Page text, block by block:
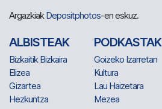
ArgazkiakDepositphotos-en eskuz.
ALBISTEAK
Bizkaitik Bizkaira
Elizea
Gizartea
Hezkuntza
PODKASTAK
Goizeko Izarretan
Kultura
Lau Haizetara
Mezea